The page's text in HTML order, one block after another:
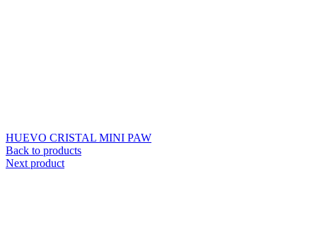
HUEVO CRISTAL MINI PAW
Back to products
Next product